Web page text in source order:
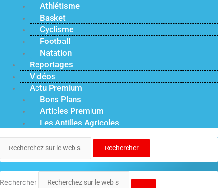
Athlétisme
Basket
Cyclisme
Football
Natation
Reportages
Vidéos
Actu Premium
Bons Plans
Articles Premium
Les Antilles Agricoles
Rechercher
Rechercher